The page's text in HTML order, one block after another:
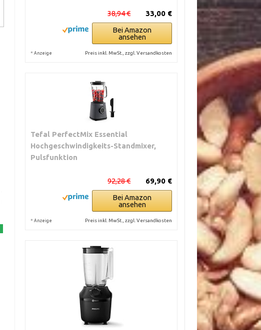
33,00 €
38,94 €
Bei Amazon
ansehen
* Anzeige Preis inkl. MwSt., zzgl. Versandkosten
Tefal PerfectMix Essential
Hochgeschwindigkeits-Standmixer,
Pulsfunktion
69,90 €
92,28 €
Bei Amazon
ansehen
* Anzeige Preis inkl. MwSt., zzgl. Versandkosten